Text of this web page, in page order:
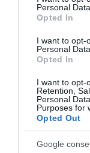
Personal Data.
Opted In
I want to opt-
Personal
Opted In
I want to opt-
Retention,
Personal
Purposes for
Opted Out
Google
átvette a
valóban
amit a grúzok
jelzőt a
szeretik. Ezért
és nem